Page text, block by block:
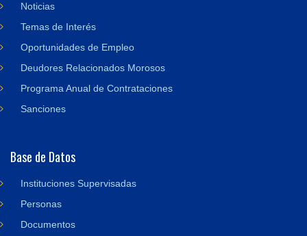
Noticias
Temas de Interés
Oportunidades de Empleo
Deudores Relacionados Morosos
Programa Anual de Contrataciones
Sanciones
Base de Datos
Instituciones Supervisadas
Personas
Documentos